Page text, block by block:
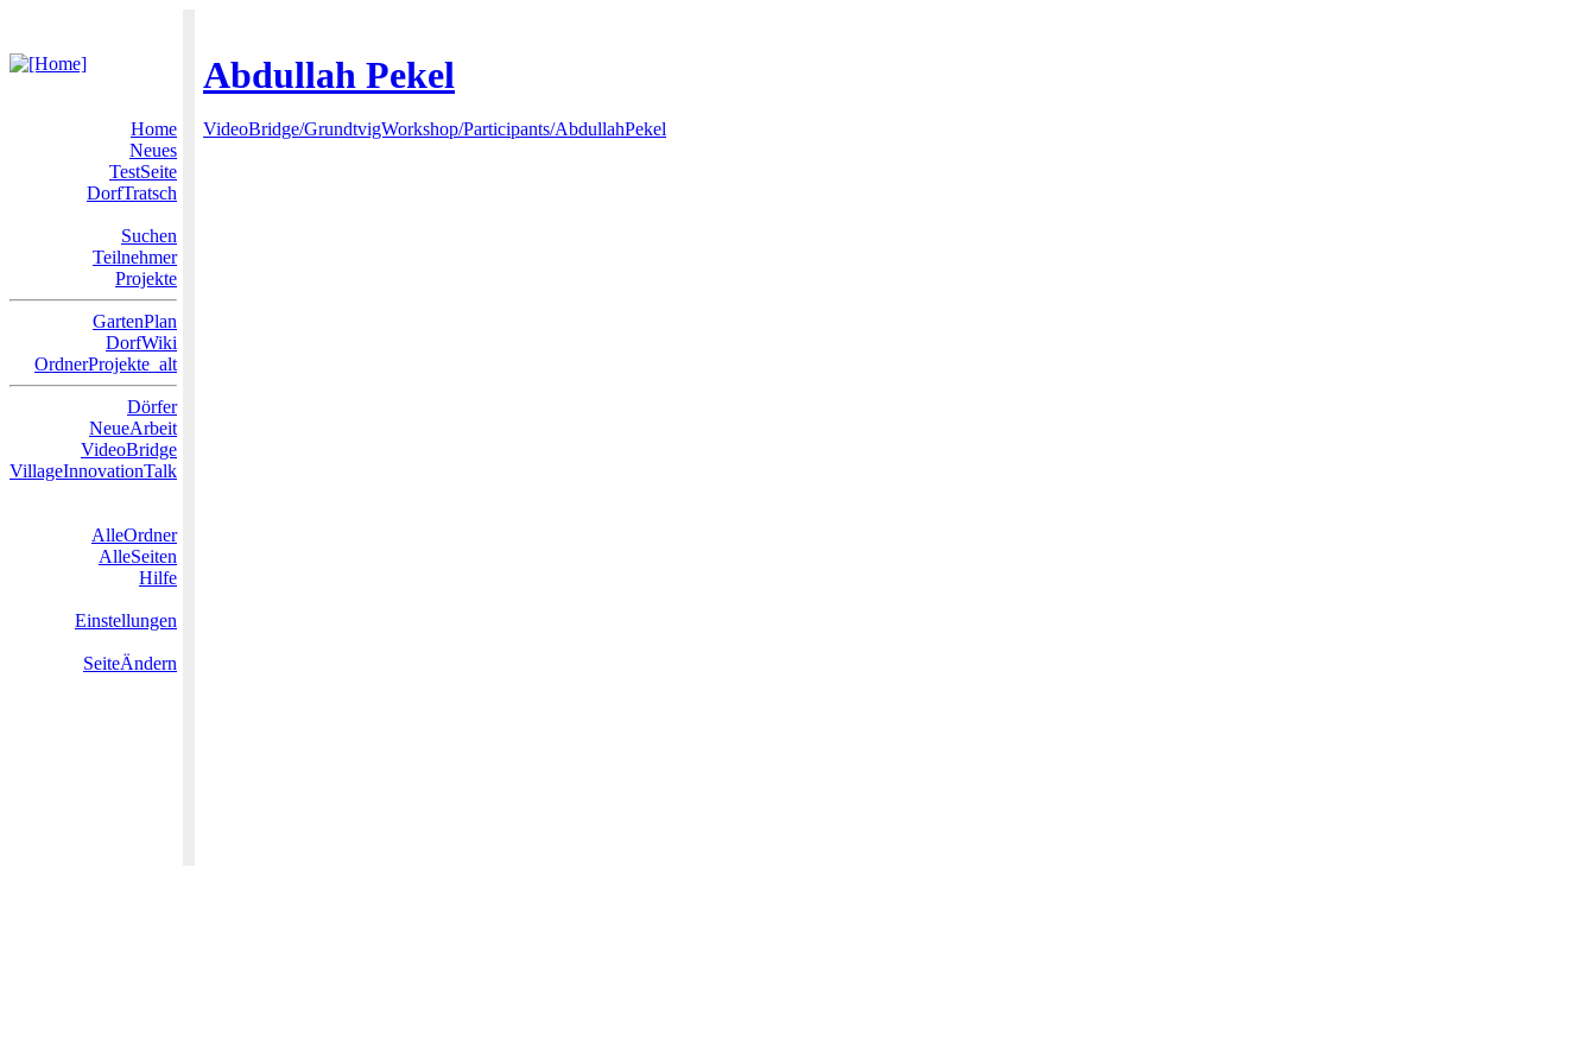
Abdullah Pekel
Home
Neues
TestSeite
DorfTratsch
Suchen
Teilnehmer
Projekte
GartenPlan
DorfWiki
OrdnerProjekte_alt
Dörfer
NeueArbeit
VideoBridge
VillageInnovationTalk
AlleOrdner
AlleSeiten
Hilfe
Einstellungen
SeiteÄndern
VideoBridge/GrundtvigWorkshop/Participants/AbdullahPekel